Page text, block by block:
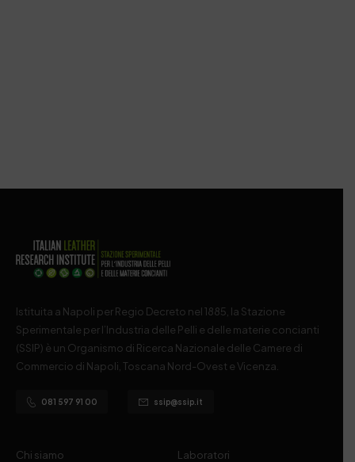
Istituita a Napoli per Regio Decreto nel 1885, la Stazione
Sperimentale per l’Industria delle Pelli e delle materie concianti
(SSIP) è un Organismo di Ricerca Nazionale delle Camere di
Commercio di Napoli, Toscana Nord-Ovest e Vicenza.
081 597 91 00 ssip@ssip.it
Chi siamo
Laboratori